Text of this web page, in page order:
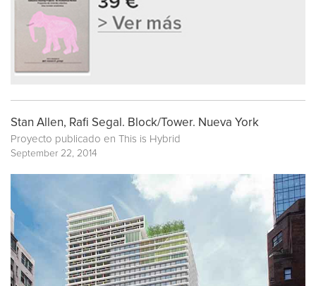
Stan Allen, Rafi Segal. Block/Tower. Nueva York
Proyecto publicado en This is Hybrid
September 22, 2014